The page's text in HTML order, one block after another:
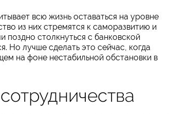
всю жизнь оставаться на уровне
из них стремятся к саморазвитию и
столкнуться с банковской
Но лучше сделать это сейчас, когда
на фоне нестабильной обстановки в